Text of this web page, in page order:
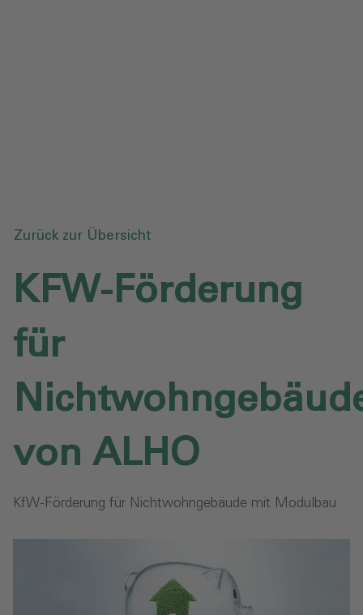
Zurück zur Übersicht
KFW-Förderung
für
von ALHO
KfW-Förderung für Nichtwohngebäude mit Modulbau‎